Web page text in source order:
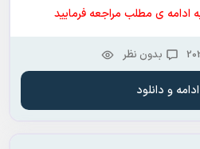
ادامه ی مطلب مراجعه فرمایید
بدون نظر
ادامه و دانلود